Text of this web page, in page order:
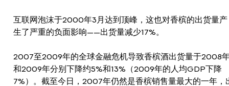
互联网泡沫于2000年3月达到顶峰，这也对香槟的出货量产
生了严重的负面影响——出货量减少17%。
2007至2009年的全球金融危机导致香槟酒出货量于2008
和2009年分别下降约5%和13%（2009年的人均GDP下降
7%）。截至今日，2007年仍然是香槟销售量最大的一年，